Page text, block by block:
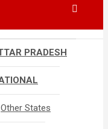
PRADESH
Other States